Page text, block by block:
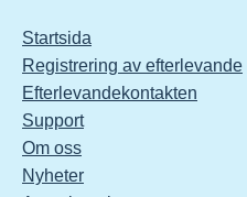
Startsida
Registrering av efterlevande
Efterlevandekontakten
Support
Om oss
Nyheter